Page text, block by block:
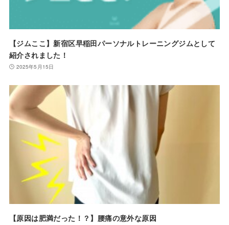
【ジムここ】新宿区早稲田パーソナルトレーニングジムとして
紹介されました！
2025年5月15日
【原因は肥満だった！？】腰痛の意外な原因